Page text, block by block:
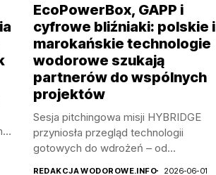
EcoPowerBox, GAPP i
cyfrowe bliźniaki: polskie i
marokańskie technologie
wodorowe szukają
partnerów do wspólnych
projektów
Sesja pitchingowa misji HYBRIDGE
przyniosła przegląd technologii
gotowych do wdrożeń – od...
REDAKCJA WODOROWE.INFO 2026-06-01